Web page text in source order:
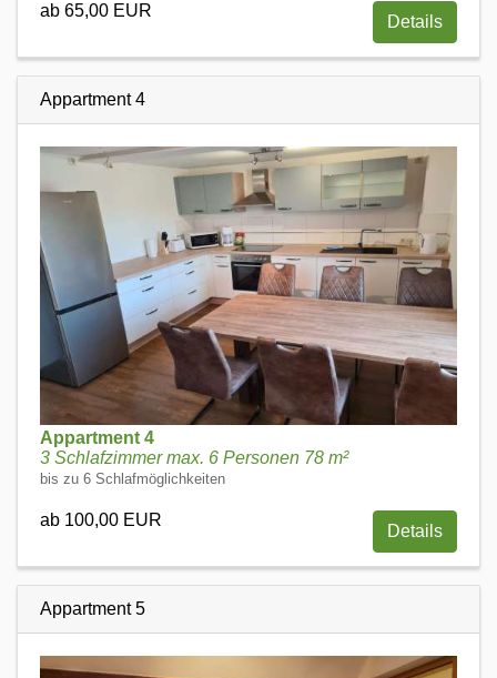
ab 65,00 EUR
Details
Appartment 4
Appartment 4
3 Schlafzimmer max. 6 Personen 78 m²
bis zu 6 Schlafmöglichkeiten
ab 100,00 EUR
Details
Appartment 5